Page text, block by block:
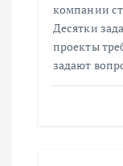
компании
Десятки
проекты
задают